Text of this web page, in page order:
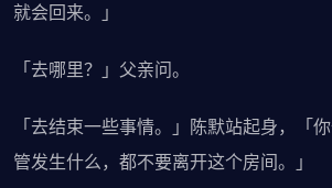
就会回来。」
「去哪里？」父亲问。
「去结束一些事情。」陈默站起身，「
管发生什么，都不要离开这个房间。」